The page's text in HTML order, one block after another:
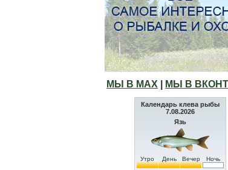
МЫ В МАХ МЫ В
Календарь клева рыбы
7.08.2026
Язь
Утро День Вечер Ночь